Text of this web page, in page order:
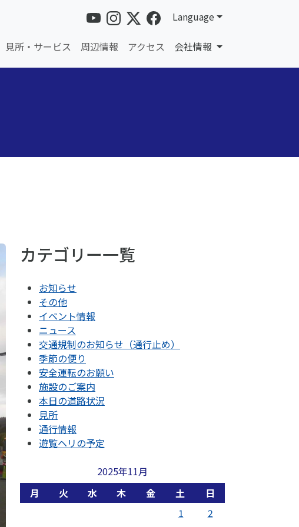
Language
見所・サービス 周辺情報 アクセス 会社情報
カテゴリー一覧
お知らせ
その他
イベント情報
ニュース
交通規制のお知らせ（通行止め）
季節の便り
安全運転のお願い
施設のご案内
本日の道路状況
見所
通行情報
遊覧ヘリの予定
2025年11月
月
火 水 木 金 土
日
1
2